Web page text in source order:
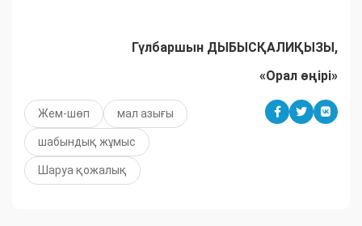
Гүлбаршын ДЫБЫСҚАЛИҚЫЗЫ,
«Орал өңірі»
Жем-шөп мал азығы
шабындық жұмыс
Шаруа қожалық